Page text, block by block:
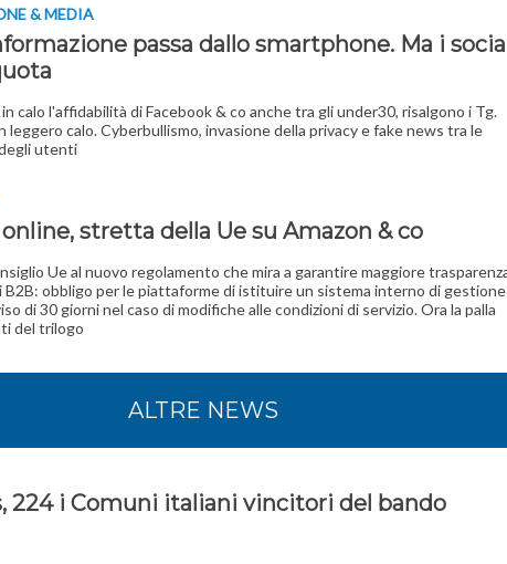
& MEDIA
passa dallo smartphone. Ma i
calo l'affidabilità di Facebook & co anche tra gli under30, risalgono i Tg.
leggero calo. Cyberbullismo, invasione della privacy e fake news tra le
utenti
stretta della Ue su Amazon & co
Ue al nuovo regolamento che mira a garantire maggiore
B2B: obbligo per le piattaforme di istituire un sistema interno di gestione
di 30 giorni nel caso di modifiche alle condizioni di servizio. Ora la palla
del trilogo
ALTRE NEWS
224 i Comuni italiani vincitori del bando